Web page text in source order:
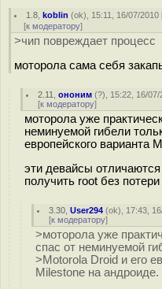
1.8 ,koblin (ok), 15:11, 16/07/2010
[к модератору]
>чип повреждает процесс
моторола сама себя
2.11 ,ононим (?), 15:22, 16/07/
[к модератору]
моторола уже
неминуемой гибели
европейского варианта
эти девайсы
получить root без
3.30 ,User294 (ok), 17:43,
[к модератору]
>моторола уже
спас от неминуемой
>Motorola Droid и его
Milestone на андроиде.